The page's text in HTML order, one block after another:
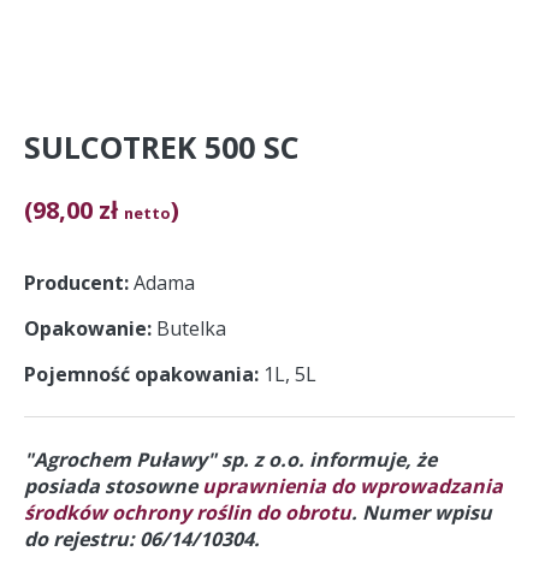
SULCOTREK 500 SC
(98,00 zł netto)
Producent Adama
Opakowanie Butelka
Pojemność opakowania 1L, 5L
"Agrochem Puławy" sp. z o.o. informuje, że
posiada stosowneuprawnienia do wprowadzania
środków ochrony roślin do obrotu. Numer wpisu
do rejestru: 06/14/10304.